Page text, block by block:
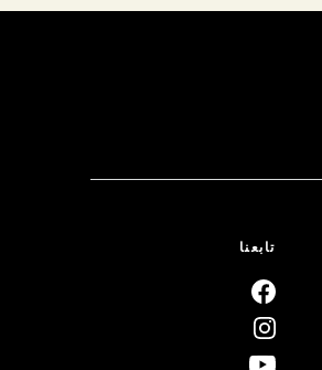
تابعنا